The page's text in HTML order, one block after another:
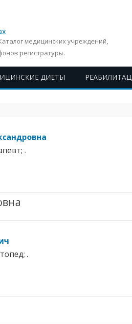
медицинских учреждений,
регистратуры.
ДИЕТЫ
.
.